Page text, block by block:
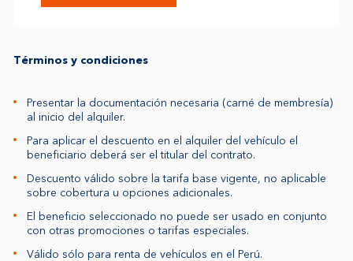
Términos y condiciones
Presentar la documentación necesaria (carné de membresía)
al inicio del alquiler.
Para aplicar el descuento en el alquiler del vehículo el
beneficiario deberá ser el titular del contrato.
Descuento válido sobre la tarifa base vigente, no aplicable
sobre cobertura u opciones adicionales.
El beneficio seleccionado no puede ser usado en conjunto
con otras promociones o tarifas especiales.
Válido sólo para renta de vehículos en el Perú.